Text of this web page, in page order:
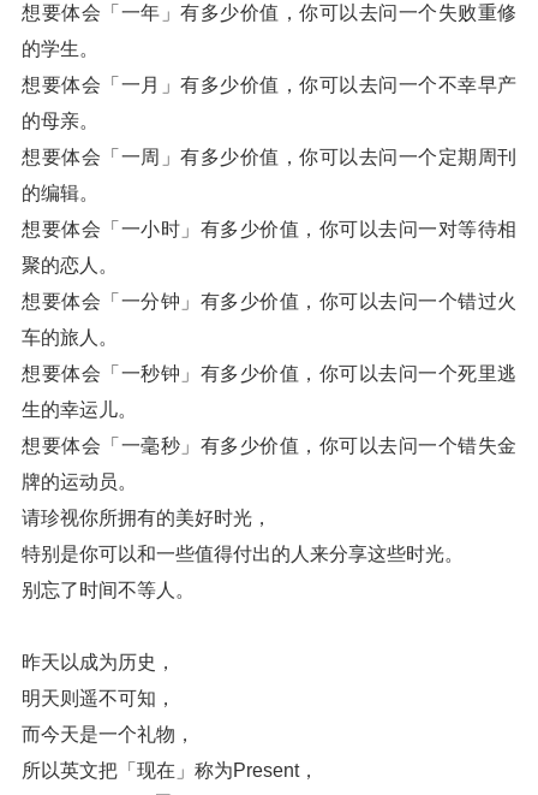
想要体会「一年」有多少价值，你可以去问一个失败重修
的学生。
想要体会「一月」有多少价值，你可以去问一个不幸早产
的母亲。
想要体会「一周」有多少价值，你可以去问一个定期周刊
的编辑。
想要体会「一小时」有多少价值，你可以去问一对等待相
聚的恋人。
想要体会「一分钟」有多少价值，你可以去问一个错过火
车的旅人。
想要体会「一秒钟」有多少价值，你可以去问一个死里逃
生的幸运儿。
想要体会「一毫秒」有多少价值，你可以去问一个错失金
牌的运动员。
请珍视你所拥有的美好时光，
特别是你可以和一些值得付出的人来分享这些时光。
别忘了时间不等人。
昨天以成为历史，
明天则遥不可知，
而今天是一个礼物，
所以英文把「现在」称为Present，